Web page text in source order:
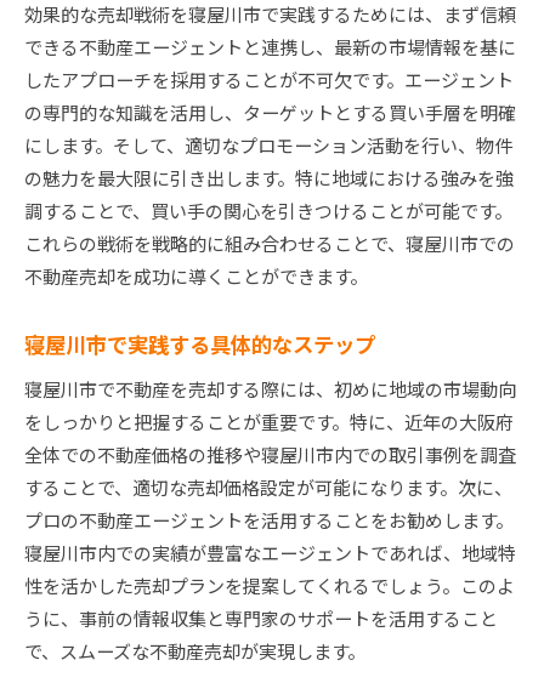
効果的な売却戦術を寝屋川市で実践するためには、まず信頼
できる不動産エージェントと連携し、最新の市場情報を基に
したアプローチを採用することが不可欠です。エージェント
の専門的な知識を活用し、ターゲットとする買い手層を明確
にします。そして、適切なプロモーション活動を行い、物件
の魅力を最大限に引き出します。特に地域における強みを強
調することで、買い手の関心を引きつけることが可能です。
これらの戦術を戦略的に組み合わせることで、寝屋川市での
不動産売却を成功に導くことができます。
寝屋川市で実践する具体的なステップ
寝屋川市で不動産を売却する際には、初めに地域の市場動向
をしっかりと把握することが重要です。特に、近年の大阪府
全体での不動産価格の推移や寝屋川市内での取引事例を調査
することで、適切な売却価格設定が可能になります。次に、
プロの不動産エージェントを活用することをお勧めします。
寝屋川市内での実績が豊富なエージェントであれば、地域特
性を活かした売却プランを提案してくれるでしょう。このよ
うに、事前の情報収集と専門家のサポートを活用すること
で、スムーズな不動産売却が実現します。